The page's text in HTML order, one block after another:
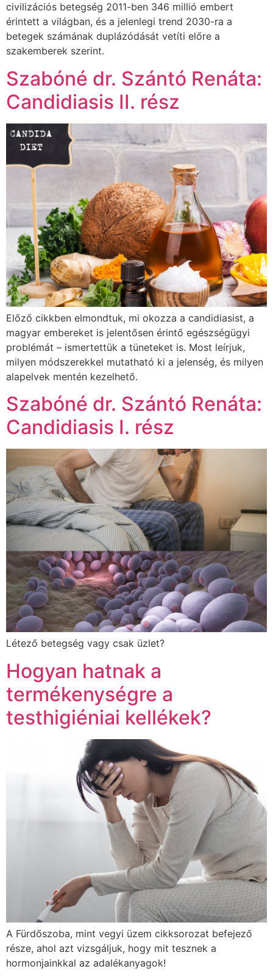
civilizációs betegség 2011-ben 346 millió embert
érintett a világban, és a jelenlegi trend 2030-ra a
betegek számának duplázódását vetíti előre a
szakemberek szerint.
Szabóné dr. Szántó Renáta:
Candidiasis II. rész
Előző cikkben elmondtuk, mi okozza a candidiasist, a
magyar embereket is jelentősen érintő egészségügyi
problémát – ismertettük a tüneteket is. Most leírjuk,
milyen módszerekkel mutatható ki a jelenség, és milyen
alapelvek mentén kezelhető.
Szabóné dr. Szántó Renáta:
Candidiasis I. rész
Létező betegség vagy csak üzlet?
Hogyan hatnak a
termékenységre a
testhigiéniai kellékek?
A Fürdőszoba, mint vegyi üzem cikksorozat befejező
része, ahol azt vizsgáljuk, hogy mit tesznek a
hormonjainkkal az adalékanyagok!